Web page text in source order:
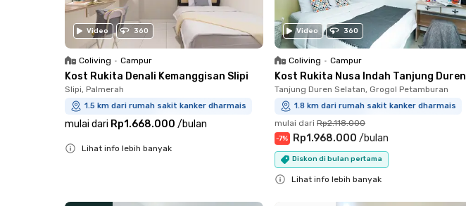
Video 360
Coliving • Campur
Kost Rukita Denali Kemanggisan Slipi
Slipi, Palmerah
1.5 km dari rumah sakit kanker dharmais
mulai dari Rp1.668.000 /bulan
Lihat info lebih banyak
Video 360
Coliving • Campur
Kost Rukita Nusa Indah Tanjung Duren
Tanjung Duren Selatan, Grogol Petamburan
1.8 km dari rumah sakit kanker dharmais
mulai dari Rp2.118.000
-7% Rp1.968.000 /bulan
Diskon di bulan pertama
Lihat info lebih banyak